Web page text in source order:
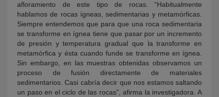
afloramiento de este tipo de rocas. “Habitualmente
hablamos de rocas ígneas, sedimentarias y metamórficas.
Siempre entendemos que para que una roca sedimentaria
se transforme en ígnea tiene que pasar por un incremento
de presión y temperatura gradual que la transforme en
metamórfica y ésta cuando funde se transforme en ígnea.
Sin embargo, en las muestras obtenidas observamos un
proceso de fusión directamente de materiales
sedimentarios. Casi cabría decir que nos estamos saltando
un paso en el ciclo de las rocas”, afirma la investigadora. A